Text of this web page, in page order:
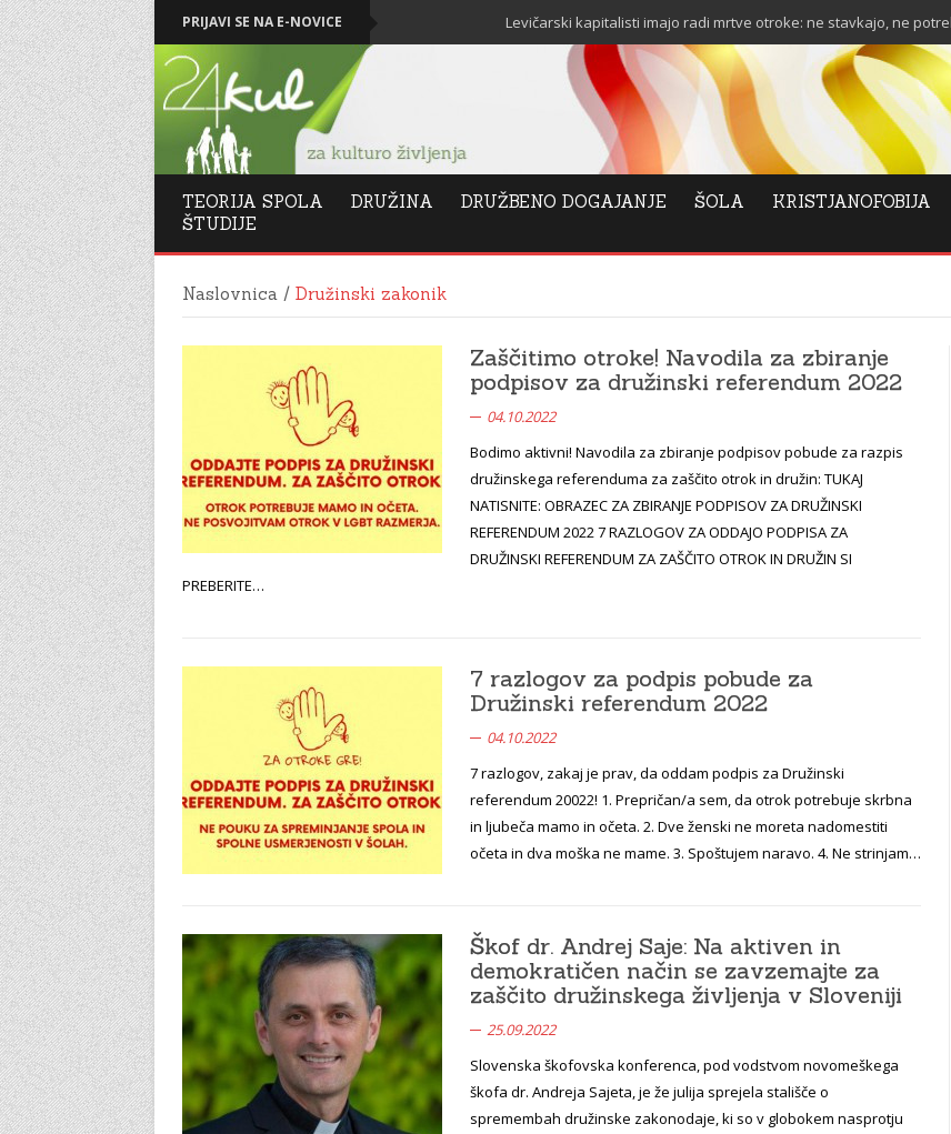
PRIJAVI SE NA E-NOVICE Levičarski kapitalisti imajo radi mrtve otroke: ne stavkajo, ne potrebujejo
TEORIJA SPOLA DRUŽINA DRUŽBENO DOGAJANJE ŠOLA KRISTJANOFOBIJA
ŠTUDIJE
Naslovnica / Družinski zakonik
Zaščitimo otroke! Navodila za zbiranje
podpisov za družinski referendum 2022
04.10.2022
Bodimo aktivni! Navodila za zbiranje podpisov pobude za razpis
družinskega referenduma za zaščito otrok in družin: TUKAJ
NATISNITE: OBRAZEC ZA ZBIRANJE PODPISOV ZA DRUŽINSKI
REFERENDUM 2022 7 RAZLOGOV ZA ODDAJO PODPISA ZA
DRUŽINSKI REFERENDUM ZA ZAŠČITO OTROK IN DRUŽIN SI
PREBERITE…
7 razlogov za podpis pobude za
Družinski referendum 2022
04.10.2022
7 razlogov, zakaj je prav, da oddam podpis za Družinski
referendum 20022! 1. Prepričan/a sem, da otrok potrebuje skrbna
in ljubeča mamo in očeta. 2. Dve ženski ne moreta nadomestiti
očeta in dva moška ne mame. 3. Spoštujem naravo. 4. Ne strinjam…
Škof dr. Andrej Saje: Na aktiven in
demokratičen način se zavzemajte za
zaščito družinskega življenja v Sloveniji
25.09.2022
Slovenska škofovska konferenca, pod vodstvom novomeškega
škofa dr. Andreja Sajeta, je že julija sprejela stališče o
spremembah družinske zakonodaje, ki so v globokem nasprotju